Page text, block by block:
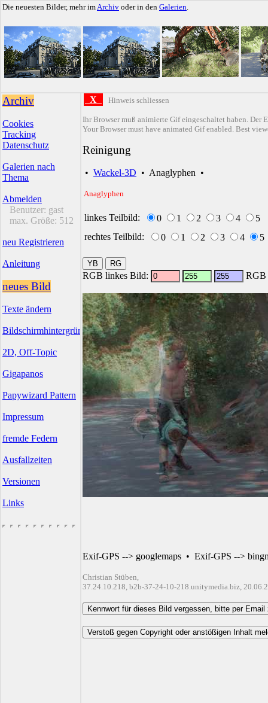
Die neuesten Bilder, mehr imArchiv oder in den Galerien.
Archiv
Cookies
Tracking
Datenschutz
Galerien nach
Thema
Abmelden
Benutzer: gast
max. Größe: 512
neu Registrieren
Anleitung
neues Bild
Texte ändern
Bildschirmhintergründe
2D, Off-Topic
Gigapanos
Papywizard Pattern
Impressum
fremde Federn
Ausfallzeiten
Versionen
Links
X Hinweis schliessen
Ihr Browser muß animierte Gif eingeschaltet haben. Der
Your Browser must have animated Gif enabled. Best
Reinigung
• Wackel-3D • Anaglyphen •
Anaglyphen
linkes Teilbild: 0 1 2 3 4
5
rechtes Teilbild:
0 1 2 3 4 5
RGB linkes Bild: RGB
Exif-GPS --> googlemaps • Exif-GPS -->
Christian Stüben,
37.24.10.218, b2b-37-24-10-218.unitymedia.biz,